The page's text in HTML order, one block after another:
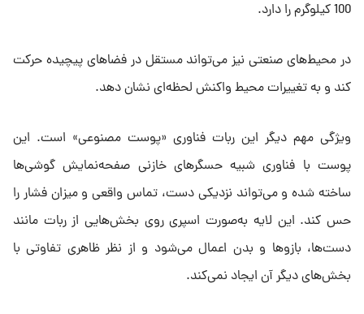
100 کیلوگرم را دارد.
در محیط‌های صنعتی نیز می‌تواند مستقل در فضاهای پیچیده حرکت
کند و به تغییرات محیط واکنش لحظه‌ای نشان دهد.
ویژگی مهم دیگر این ربات فناوری «پوست مصنوعی» است. این
پوست با فناوری شبیه حسگرهای خازنی صفحه‌نمایش گوشی‌ها
ساخته شده و می‌تواند نزدیکی دست، تماس واقعی و میزان فشار را
حس کند. این لایه به‌صورت اسپری روی بخش‌هایی از ربات مانند
دست‌ها، بازوها و بدن اعمال می‌شود و از نظر ظاهری تفاوتی با
بخش‌های دیگر آن ایجاد نمی‌کند.